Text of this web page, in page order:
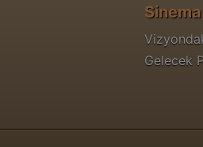
Sinema
Gelecek